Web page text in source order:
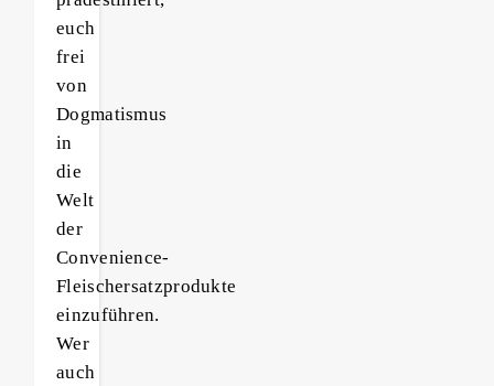
euch
frei
von
Dogmatismus
in
die
Welt
der
Convenience-
Fleischersatzprodukte
einzuführen.
Wer
auch